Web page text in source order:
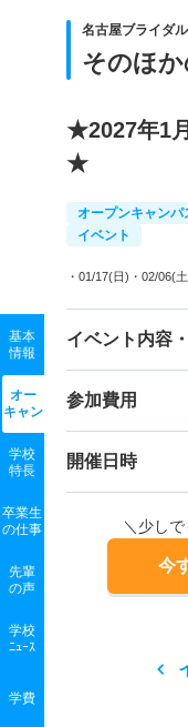
基本
情報
オー
キャン
学校
特長
卒業生
の仕事
先輩
の声
学校
ﾆｭｰｽ
学費
名古屋ブライダ
そのほ
★2027年1
★
オープンキャンパ
イベント
・01/17(日) ・02/06(
イベント内容
参加費用
開催日時
＼少し
今